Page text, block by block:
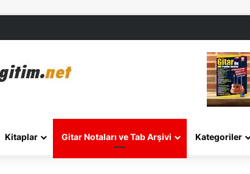
Kitaplar Gitar Notaları ve Tab Arşivi Kategoriler